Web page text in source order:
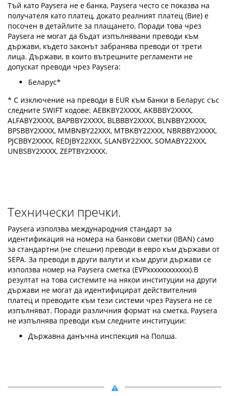
Тъй като Paysera не е банка, Paysera често се показва на
получателя като платец, докато реалният платец (Вие) е
посочен в детайлите за плащането. Поради това чрез
Paysera не могат да бъдат изпълнявани преводи към
държави, където законът забранява преводи от трети
лица. Държави, в които вътрешните регламенти не
допускат преводи чрез Paysera:
Беларус*
* С изключение на преводи в EUR към банки в Беларус със
следните SWIFT кодове: AEBKBY2XXXX, AKBBBY2XXXX,
ALFABY2XXXX, BAPBBY2XXXX, BLBBBY2XXXX, BLNBBY2XXXX,
BPSBBY2XXXX, MMBNBY22XXX, MTBKBY22XXX, NBRBBY2XXXX,
PJCBBY2XXXX, REDJBY22XXX, SLANBY22XXX, SOMABY22XXX,
UNBSBY2XXXX, ZEPTBY2XXXX.
Технически пречки.
Paysera използва международния стандарт за
идентификация на номера на банкови сметки (IBAN) само
за стандартни (не спешни) преводи в евро към държави от
SEPA. За преводи в други валути и към други държави се
използва номер на Paysera сметка (EVPxxxxxxxxxxxx).В
резултат на това системите на някои институции на други
държави не могат да идентифицират действителния
платец и преводите към тези системи чрез Paysera не се
изпълняват. Поради различния формат на сметка, Paysera
не изпълнява преводи към следните институции:
Държавна данъчна инспекция на Полша.